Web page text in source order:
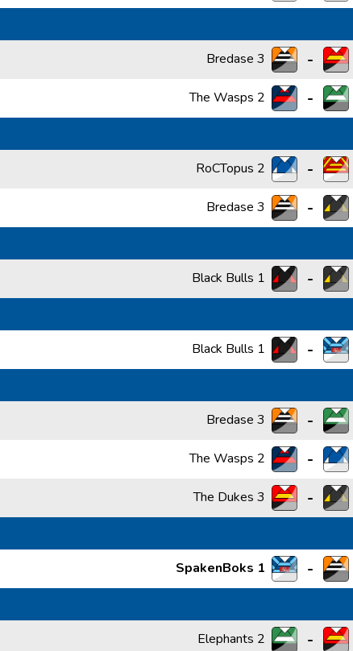
Bredase 3 -
The Wasps 2 -
RoCTopus 2 -
Bredase 3 -
Black Bulls 1 -
Black Bulls 1 -
Bredase 3 -
The Wasps 2 -
The Dukes 3 -
SpakenBoks 1 -
Elephants 2 -